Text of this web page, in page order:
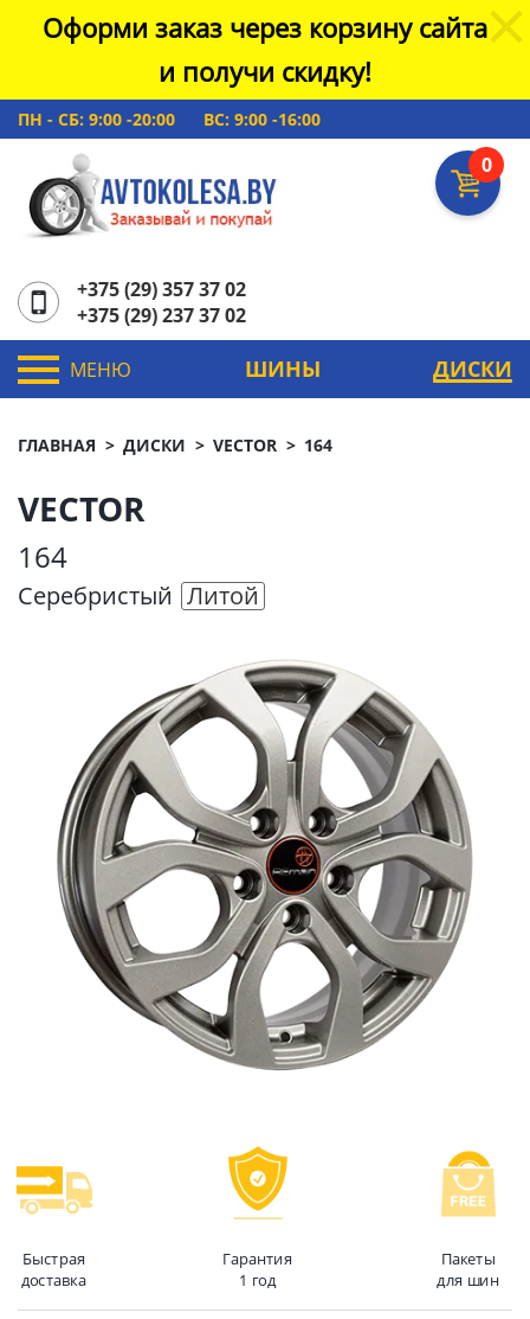
Оформи заказ через корзину сайта
и получи скидку!
ПН - СБ: 9:00 -20:00 ВС: 9:00 -16:00
0
+375 (29) 357 37 02
+375 (29) 237 37 02
МЕНЮ ШИНЫ ДИСКИ
ГЛАВНАЯ ДИСКИ VECTOR 164
VECTOR
164
Серебристый Литой
Быстрая
доставка
Гарантия
1 год
Пакеты
для шин